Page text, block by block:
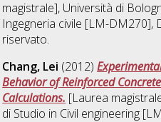
magistrale], Università di
Ingegneria civile [LM-DM270],
riservato.
Chang, Lei (2012)
Behavior of Reinforced
Calculations. [Laurea
di Studio in Civil engineering